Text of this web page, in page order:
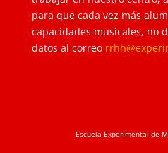
para que cada vez más
capacidades musicales, no
datos al correo
Escuela Experimental de